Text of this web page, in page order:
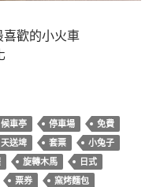
喜歡的小火車
車站
候車亭 停車場
免費
天送埤 套票
小兔子
旋轉木馬
日式
票券
窯烤麵包